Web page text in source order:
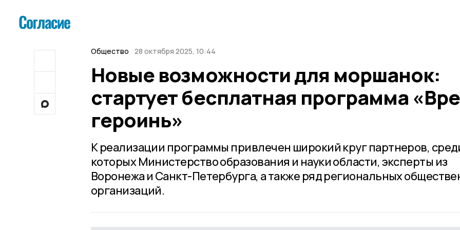
Общество 28 октября 2025, 10:44
Новые возможности для моршанок:
стартует бесплатная программа
героинь»
К реализации программы привлечен широкий круг партнеров,
которых Министерство образования и науки области, эксперты из
Воронежа и Санкт-Петербурга, а также ряд региональных
организаций.